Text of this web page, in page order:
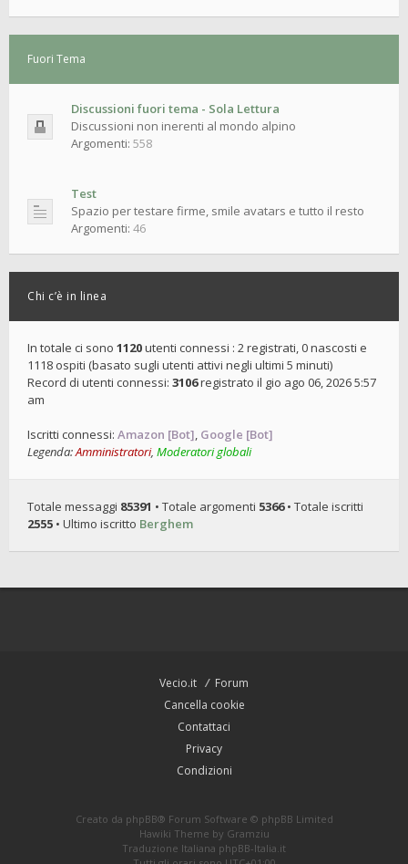
Fuori Tema
Discussioni fuori tema - Sola Lettura
Discussioni non inerenti al mondo alpino
Argomenti: 558
Test
Spazio per testare firme, smile avatars e tutto il resto
Argomenti: 46
Chi c’è in linea
In totale ci sono 1120utenti connessi : 2 registrati, 0 nascosti e
1118 ospiti (basato sugli utenti attivi negli ultimi 5 minuti)
Record di utenti connessi: 3106registrato il gio ago 06, 2026 5:57
am
Iscritti connessi: Amazon [Bot], Google [Bot]
Legenda:Amministratori, Moderatori globali
Totale messaggi 85391 • Totale argomenti 5366• Totale iscritti
2555 • Ultimo iscritto Berghem
Vecio.it
Forum
Cancella cookie
Contattaci
Privacy
Condizioni
Creato da phpBB® Forum Software © phpBB Limited
Hawiki Theme by Gramziu
Traduzione Italiana phpBB-Italia.it